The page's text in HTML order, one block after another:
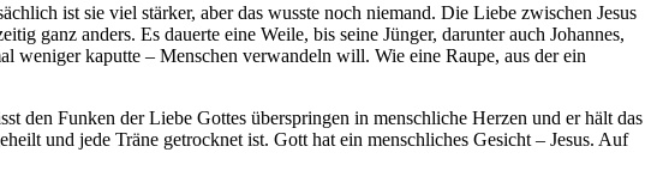
ist sie viel stärker, aber das wusste noch niemand. Die Liebe zwischen Jesus
ganz anders. Es dauerte eine Weile, bis seine Jünger, darunter auch Johannes,
weniger kaputte – Menschen verwandeln will. Wie eine Raupe, aus der ein
den Funken der Liebe Gottes überspringen in menschliche Herzen und er hält das
und jede Träne getrocknet ist. Gott hat ein menschliches Gesicht – Jesus. Auf